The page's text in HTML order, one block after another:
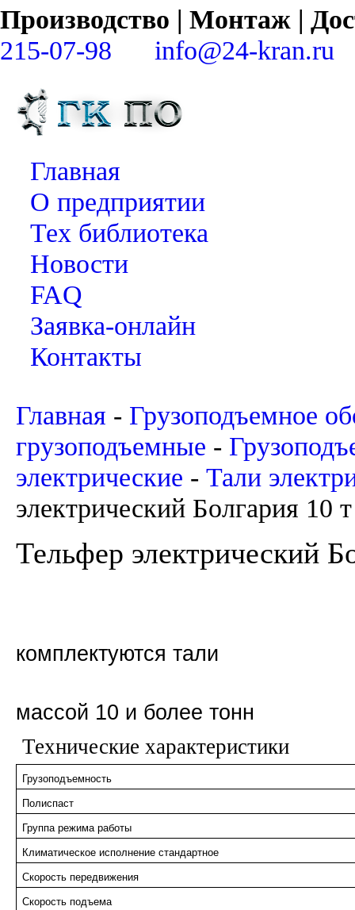
Производство | Монтаж |
215-07-98
info@24-kran.ru
Главная
О предприятии
Тех библиотека
Новости
FAQ
Заявка-онлайн
Контакты
Главная - Грузоподъемное
грузоподъемные -
электрические - Тали
электрический Болгария 10 т
Тельфер электрический
комплектуются тали
массой 10 и более тонн
Технические характеристики
Грузоподъемность
Полиспаст
Группа режима работы
Климатическое исполнение стандартное
Скорость передвижения
Скорость подъема